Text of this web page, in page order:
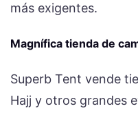
más exigentes.
Magnífica tienda de
Superb Tent vende
Hajj y otros grandes